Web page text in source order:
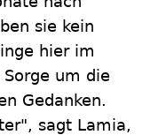
sie kein
hier im
um die
Gedanken.
sagt Lamia,